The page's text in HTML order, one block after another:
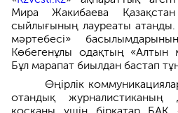
Мира Жакибаева
сыйлығының лауреаты
мәртебесі»
Көбегенұлы одақтың «Алтын
Бұл марапат биылдан бастап
Өңірлік
отандық журналистиканың